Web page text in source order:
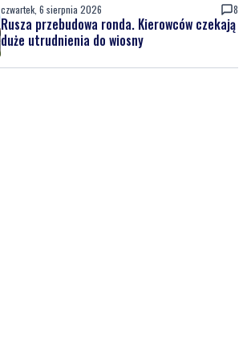
czwartek, 6 sierpnia 2026 8
Rusza przebudowa ronda. Kierowców czekają
duże utrudnienia do wiosny